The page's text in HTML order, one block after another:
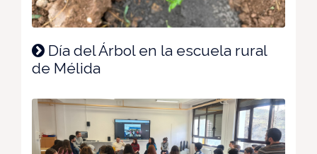
Día del Árbol en la escuela rural
de Mélida